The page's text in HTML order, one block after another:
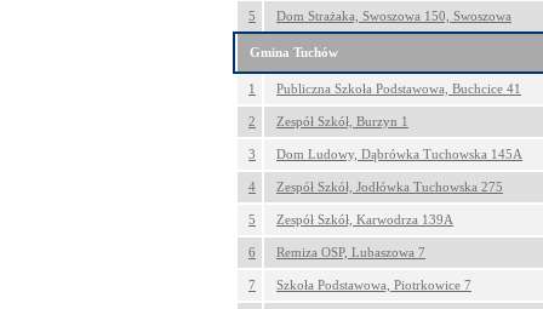
5 Dom Strażaka, Swoszowa 150, Swoszowa
Gmina Tuchów
1 Publiczna Szkoła Podstawowa, Buchcice 41
2 Zespół Szkół, Burzyn 1
3 Dom Ludowy, Dąbrówka Tuchowska 145A
4 Zespół Szkół, Jodłówka Tuchowska 275
5 Zespół Szkół, Karwodrza 139A
6 Remiza OSP, Lubaszowa 7
7 Szkoła Podstawowa, Piotrkowice 7